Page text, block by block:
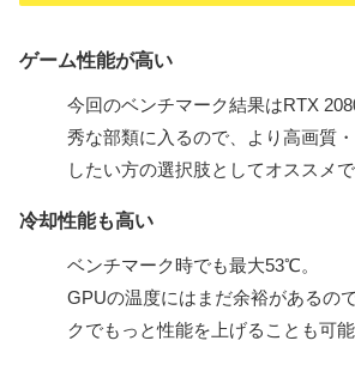
ゲーム性能が高い
今回のベンチマーク結果はRTX
秀な部類に入るので、より高画質
したい方の選択肢としてオススメで
冷却性能も高い
ベンチマーク時でも最大53℃。
GPUの温度にはまだ余裕があるの
クでもっと性能を上げることも可能